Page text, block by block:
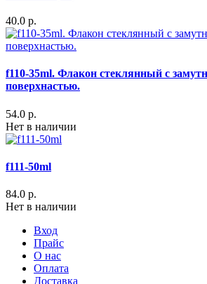
40.0 р.
f110-35ml. Флакон стеклянный с
поверхнастью.
54.0 р.
Нет в наличии
f111-50ml
84.0 р.
Нет в наличии
Вход
Прайс
О нас
Оплата
Доставка